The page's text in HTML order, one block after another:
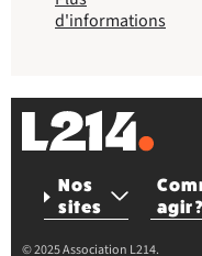
d'informations
Nos
sites
agir ?
© 2025 Association L214.